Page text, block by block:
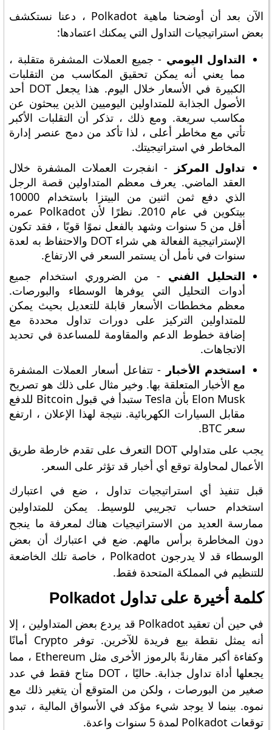
الآن بعد أن أوضحنا ماهية Polkadot ، دعنا نستكشف
بعض استراتيجيات التداول التي يمكنك اعتمادها:
التداول اليومي - جميع العملات المشفرة متقلبة ،
مما يعني أنه يمكن تحقيق المكاسب من التقلبات
الكبيرة في الأسعار خلال اليوم. هذا يجعل DOT أحد
الأصول الجذابة للمتداولين اليوميين الذين يبحثون عن
مكاسب سريعة. ومع ذلك ، تذكر أن التقلبات الأكبر
تأتي مع مخاطر أعلى ، لذا تأكد من دمج عنصر إدارة
المخاطر في استراتيجيتك.
تداول المركز
- انفجرت العملات المشفرة خلال
العقد الماضي. يعرف معظم المتداولين قصة الرجل
الذي دفع ثمن اثنين من البيتزا باستخدام 10000
بيتكوين في عام 2010. نظرًا لأن Polkadot عمره
أقل من 5 سنوات وشهد بالفعل نموًا قويًا ، فقد تكون
الإستراتيجية الفعالة هي شراء DOT والاحتفاظ به لعدة
سنوات في نأمل أن يستمر السعر في الارتفاع.
التحليل الفني - من الضروري استخدام جميع
أدوات التحليل التي يوفرها الوسطاء والبورصات.
معظم مخططات الأسعار قابلة للتعديل بحيث يمكن
للمتداولين التركيز على دورات تداول محددة مع
إضافة خطوط الدعم والمقاومة للمساعدة في تحديد
الاتجاهات.
استخدم الأخبار - تتفاعل أسعار العملات المشفرة
مع الأخبار المتعلقة بها. وخير مثال على ذلك هو تصريح
Elon Musk بأن Tesla ستبدأ في قبول Bitcoin للدفع
مقابل السيارات الكهربائية. نتيجة لهذا الإعلان ، ارتفع
سعر BTC.
يجب على متداولي DOT التعرف على تقدم خارطة طريق
الأعمال لمحاولة توقع أي أخبار قد تؤثر على السعر.
قبل تنفيذ أي استراتيجيات تداول ، ضع في اعتبارك
استخدام حساب تجريبي للوسيط. يمكن للمتداولين
ممارسة العديد من الاستراتيجيات هناك لمعرفة ما ينجح
دون المخاطرة برأس مالهم. ضع في اعتبارك أن بعض
الوسطاء قد لا يدرجون Polkadot ، خاصة تلك الخاضعة
للتنظيم في المملكة المتحدة فقط.
كلمة أخيرة على تداول Polkadot
في حين أن تعقيد Polkadot قد يردع بعض المتداولين ، إلا
أنه يمثل نقطة بيع فريدة للآخرين. توفر Crypto أمانًا
وكفاءة أكبر مقارنةً بالرموز الأخرى مثل Ethereum ، مما
يجعلها أداة تداول جذابة. حاليًا ، DOT متاح فقط في عدد
صغير من البورصات ، ولكن من المتوقع أن يتغير ذلك مع
نموه. بينما لا يوجد شيء مؤكد في الأسواق المالية ، تبدو
توقعات Polkadot لمدة 5 سنوات واعدة.